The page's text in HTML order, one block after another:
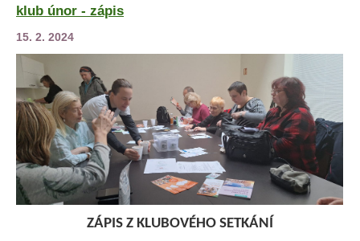
klub únor - zápis
15. 2. 2024
ZÁPIS Z KLUBOVÉHO SETKÁNÍ